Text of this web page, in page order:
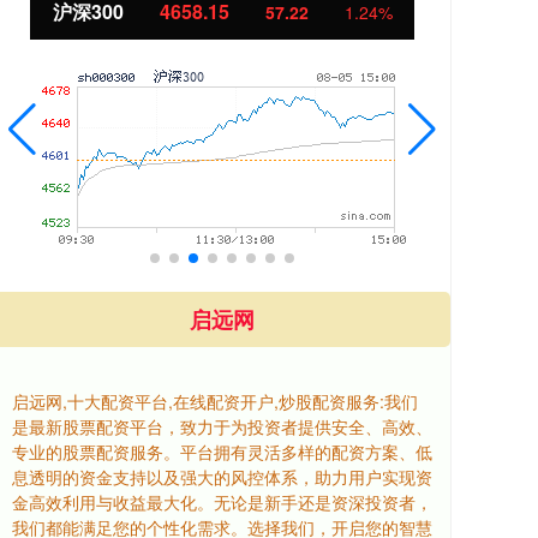
沪深300 4658.15 57.22 1.24%
启远网
启远网,十大配资平台,在线配资开户,炒股配资服务:我们
是最新股票配资平台，致力于为投资者提供安全、高效、
专业的股票配资服务。平台拥有灵活多样的配资方案、低
息透明的资金支持以及强大的风控体系，助力用户实现资
金高效利用与收益最大化。无论是新手还是资深投资者，
我们都能满足您的个性化需求。选择我们，开启您的智慧